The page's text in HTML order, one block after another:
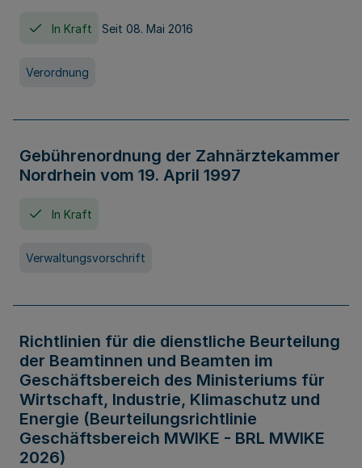
In Kraft Seit 08. Mai 2016
Verordnung
Gebührenordnung der Zahnärztekammer
Nordrhein vom 19. April 1997
In Kraft
Verwaltungsvorschrift
Richtlinien für die dienstliche Beurteilung
der Beamtinnen und Beamten im
Geschäftsbereich des Ministeriums für
Wirtschaft, Industrie, Klimaschutz und
Energie (Beurteilungsrichtlinie
Geschäftsbereich MWIKE - BRL MWIKE
2026)